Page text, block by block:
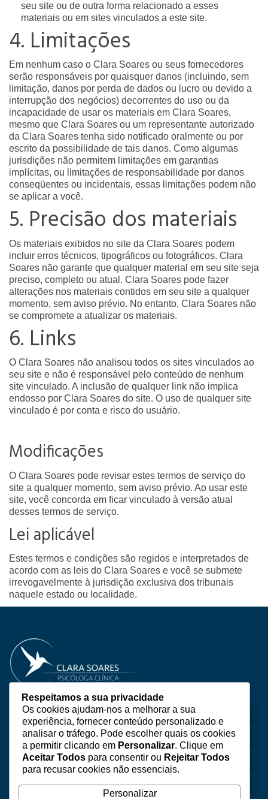
seu site ou de outra forma relacionado a esses
materiais ou em sites vinculados a este site.
4. Limitações
Em nenhum caso o Clara Soares ou seus fornecedores
serão responsáveis ​​por quaisquer danos (incluindo, sem
limitação, danos por perda de dados ou lucro ou devido a
interrupção dos negócios) decorrentes do uso ou da
incapacidade de usar os materiais em Clara Soares,
mesmo que Clara Soares ou um representante autorizado
da Clara Soares tenha sido notificado oralmente ou por
escrito da possibilidade de tais danos. Como algumas
jurisdições não permitem limitações em garantias
implícitas, ou limitações de responsabilidade por danos
conseqüentes ou incidentais, essas limitações podem não
se aplicar a você.
5. Precisão dos materiais
Os materiais exibidos no site da Clara Soares podem
incluir erros técnicos, tipográficos ou fotográficos. Clara
Soares não garante que qualquer material em seu site seja
preciso, completo ou atual. Clara Soares pode fazer
alterações nos materiais contidos em seu site a qualquer
momento, sem aviso prévio. No entanto, Clara Soares não
se compromete a atualizar os materiais.
6. Links
O Clara Soares não analisou todos os sites vinculados ao
seu site e não é responsável pelo conteúdo de nenhum
site vinculado. A inclusão de qualquer link não implica
endosso por Clara Soares do site. O uso de qualquer site
vinculado é por conta e risco do usuário.
Modificações
O Clara Soares pode revisar estes termos de serviço do
site a qualquer momento, sem aviso prévio. Ao usar este
site, você concorda em ficar vinculado à versão atual
desses termos de serviço.
Lei aplicável
Estes termos e condições são regidos e interpretados de
acordo com as leis do Clara Soares e você se submete
irrevogavelmente à jurisdição exclusiva dos tribunais
naquele estado ou localidade.
Sobre Mim
Consultas
Perguntas Frequentes
Contactos
Respeitamos a sua privacidade
Os cookies ajudam-nos a melhorar a sua
experiência, fornecer conteúdo personalizado e
analisar o tráfego. Pode escolher quais os cookies
a permitir clicando em Personalizar. Clique em
Aceitar Todos para consentir ou Rejeitar Todos
para recusar cookies não essenciais.
Personalizar